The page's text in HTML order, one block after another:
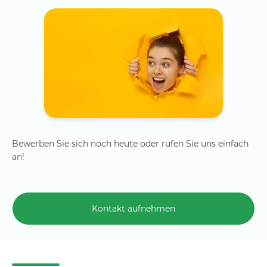
Bewerben Sie sich noch heute oder rufen Sie uns einfach
an!
Kontakt aufnehmen